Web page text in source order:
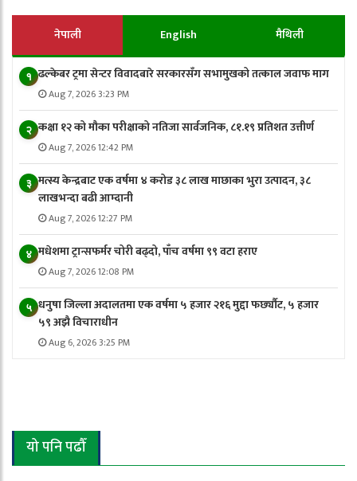
नेपाली English मैथिली
१ ढल्केबर ट्रमा सेन्टर विवादबारे सरकारसँग सभामुखको तत्काल जवाफ माग
Aug 7, 2026 3:23 PM
२ कक्षा १२ को मौका परीक्षाको नतिजा सार्वजनिक, ८१.१९ प्रतिशत उत्तीर्ण
Aug 7, 2026 12:42 PM
३ मत्स्य केन्द्रबाट एक वर्षमा ४ करोड ३८ लाख माछाका भुरा उत्पादन, ३८
लाखभन्दा बढी आम्दानी
Aug 7, 2026 12:27 PM
४ मधेशमा ट्रान्सफर्मर चोरी बढ्दो, पाँच वर्षमा ९९ वटा हराए
Aug 7, 2026 12:08 PM
५ धनुषा जिल्ला अदालतमा एक वर्षमा ५ हजार २१६ मुद्दा फर्छ्यौट, ५ हजार
५९ अझै विचाराधीन
Aug 6, 2026 3:25 PM
यो पनि पढौँ